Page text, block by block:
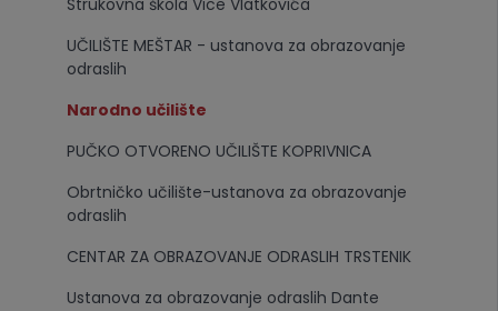
Strukovna škola Vice Vlatkovića
UČILIŠTE MEŠTAR - ustanova za obrazovanje
odraslih
Narodno učilište
PUČKO OTVORENO UČILIŠTE KOPRIVNICA
Obrtničko učilište-ustanova za obrazovanje
odraslih
CENTAR ZA OBRAZOVANJE ODRASLIH TRSTENIK
Ustanova za obrazovanje odraslih Dante